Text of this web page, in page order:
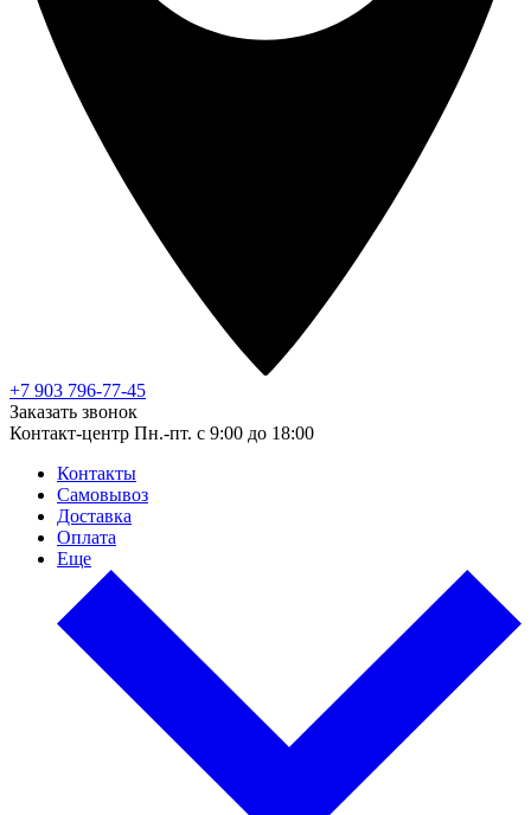
+7 903 796-77-45
Заказать звонок
Контакт-центр Пн.-пт. с 9:00 до 18:00
Контакты
Самовывоз
Доставка
Оплата
Еще